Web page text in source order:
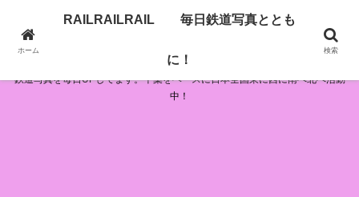
RAILRAILRAIL 毎日鉄道写真とともに！
鉄道写真を毎日UPしてます。千葉をベースに日本全国東に西に南へ北へ活動
中！
ホーム
RAILRAILRAIL 毎日鉄道写真ととも
に！
検索